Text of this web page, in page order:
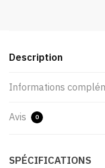
Description
Informations
Avis 0
SPÉCIFICATIONS